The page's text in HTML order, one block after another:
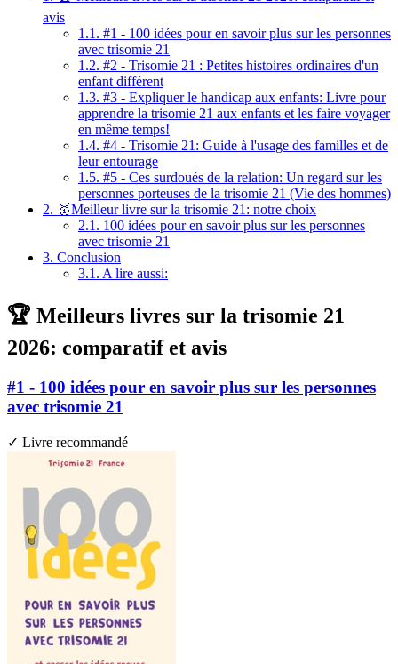
avis
1.1. #1 - 100 idées pour en savoir plus sur les personnes
avec trisomie 21
1.2. #2 - Trisomie 21 : Petites histoires ordinaires d'un
enfant différent
1.3. #3 - Expliquer le handicap aux enfants: Livre pour
apprendre la trisomie 21 aux enfants et les faire voyager
en même temps!
1.4. #4 - Trisomie 21: Guide à l'usage des familles et de
leur entourage
1.5. #5 - Ces surdoués de la relation: Un regard sur les
personnes porteuses de la trisomie 21 (Vie des hommes)
2. 🥇Meilleur livre sur la trisomie 21: notre choix
2.1. 100 idées pour en savoir plus sur les personnes
avec trisomie 21
3. Conclusion
3.1. A lire aussi:
🏆 Meilleurs livres sur la trisomie 21
2026: comparatif et avis
#1 - 100 idées pour en savoir plus sur les personnes
avec trisomie 21
✓ Livre recommandé